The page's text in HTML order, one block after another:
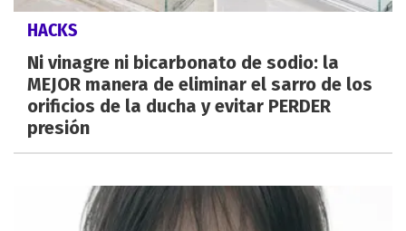
HACKS
Ni vinagre ni bicarbonato de sodio: la
MEJOR manera de eliminar el sarro de los
orificios de la ducha y evitar PERDER
presión